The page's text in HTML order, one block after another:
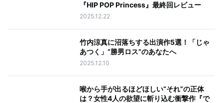
『HIP POP Princess』最終回レビュー
2025.12.22
竹内涼真に沼落ちする出演作5選！「じゃ
あつく」“勝男ロス”のあなたへ
2025.12.10
喉から手が出るほどほしい“それ”の正体
は？女性4人の欲望に斬り込む衝撃作『で